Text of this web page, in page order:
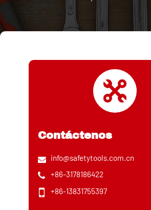
Contáctenos
info@safetytools.com.cn
+86-3178186422
+86-13831755397